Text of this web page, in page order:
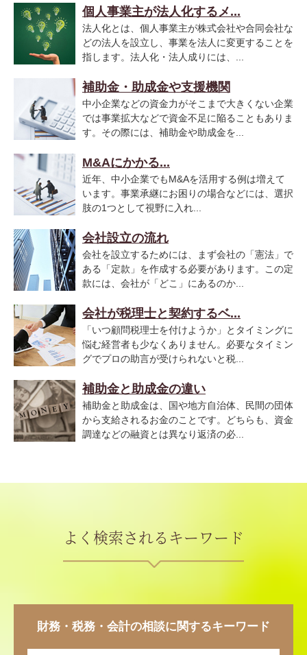
個人事業主が法人化するメ...
法人化とは、個人事業主が株式会社や合同会社な
どの法人を設立し、事業を法人に変更することを
指します。法人化・法人成りには、...
補助金・助成金や支援機関
中小企業などの資金力がそこまで大きくない企業
では事業拡大などで資金不足に陥ることもありま
す。その際には、補助金や助成金を...
M&Aにかかる...
近年、中小企業でもM&Aを活用する例は増えて
います。事業承継にお困りの場合などには、選択
肢の1つとして視野に入れ...
会社設立の流れ
会社を設立するためには、まず会社の「憲法」で
ある「定款」を作成する必要があります。この定
款には、会社が「どこ」にあるのか...
会社が税理士と契約するベ...
「いつ顧問税理士を付けようか」とタイミングに
悩む経営者も少なくありません。必要なタイミン
グでプロの助言が受けられないと税...
補助金と助成金の違い
補助金と助成金は、国や地方自治体、民間の団体
から支給されるお金のことです。どちらも、資金
調達などの融資とは異なり返済の必...
よく検索されるキーワード
財務・税務・会計の相談に関するキーワード